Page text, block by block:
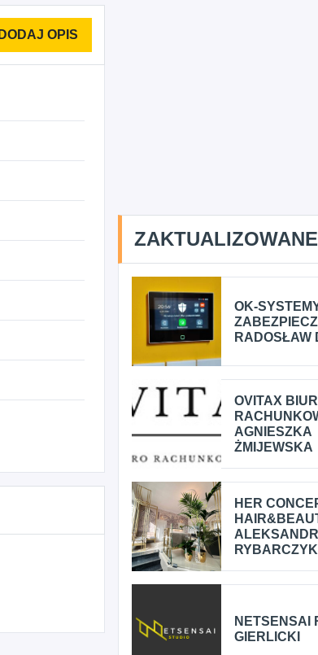
ZAKTUALIZOWANE
OK-
RADOSŁAW
OVITAX
AGNIESZKA
ŻMIJEWSKA
HER
NETSENSAI
GIERLICKI